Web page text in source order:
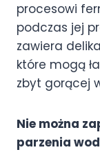
procesowi
podczas jej
zawiera
które mogą
zbyt gorącej
Nie można
parzenia